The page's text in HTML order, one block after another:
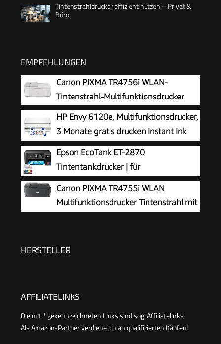
Tintenstrahldrucker effizient nutzen – Privat &
Büro
EMPFEHLUNGEN
Canon PIXMA TR4756i WLAN-
Tintenstrahl-Multifunktionsdrucker
HP Envy 6120e, Multifunktionsdrucker,
3 Monate gratis drucken Instant Ink
inklusive, Drucken, Kopieren, Scannen,
Mobiler Faxversand, Wi-Fi, Beidseitiger Druck
Epson EcoTank ET-2870
Tintentankdrucker | für
vielbeschäftigte Haushalte | WLAN | A4
| Drucken, Kopieren, Scannen | 3.7 cm LCD-
Display | inkl. Tinte für bis zu 3 Jahre
Canon PIXMA TR4755i WLAN
Multifunktionsdrucker Tintenstrahl mit
HERSTELLER
AFFILIATELINKS
Die mit * gekennzeichneten Links sind sog. Affiliatelinks.
Als Amazon-Partner verdiene ich an qualifizierten Käufen!